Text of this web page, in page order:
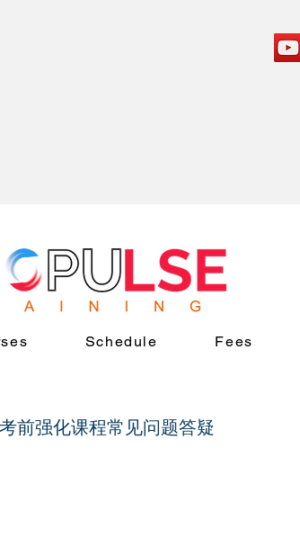
前强化课程常见问题答疑
Schedule Fees